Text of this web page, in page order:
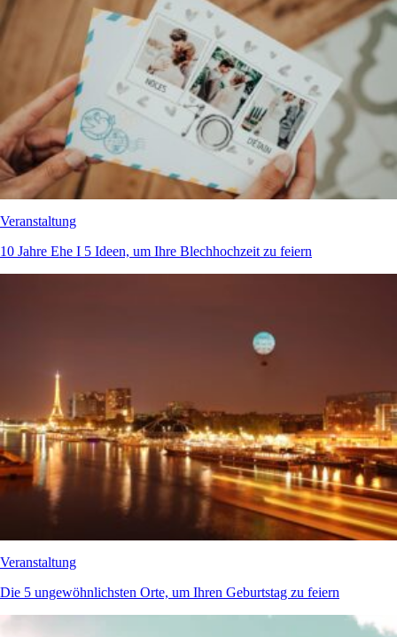
Veranstaltung
10 Jahre Ehe I 5 Ideen, um Ihre Blechhochzeit zu feiern
Veranstaltung
Die 5 ungewöhnlichsten Orte, um Ihren Geburtstag zu feiern